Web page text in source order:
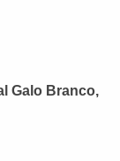
Galo Branco,